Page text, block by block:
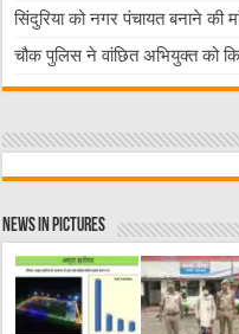
सिंदुरिया को नगर पंचायत बनाने की
चौक पुलिस ने वांछित अभियुक्त को
News in Pictures